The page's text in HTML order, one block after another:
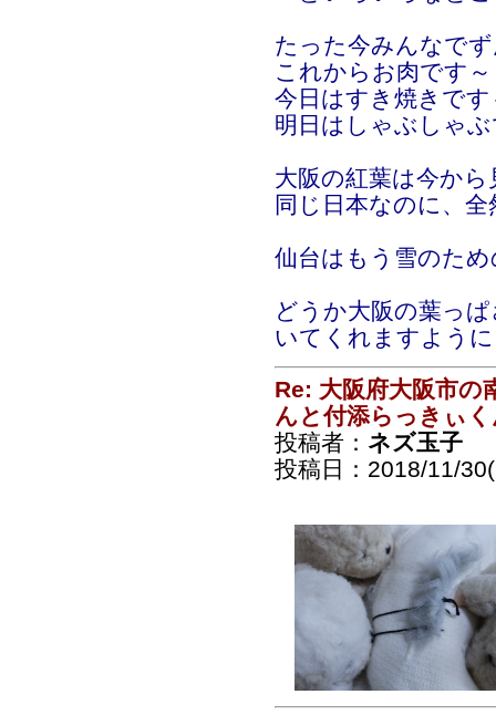
たった今みんなで
これからお肉です～
今日はすき焼きです
明日はしゃぶしゃ
大阪の紅葉は今か
同じ日本なのに、
仙台はもう雪のた
どうか大阪の葉っ
いてくれますよう
Re: 大阪府大阪市の
んと付添らっきぃ
投稿者： ネズ玉子
投稿日：2018/11/